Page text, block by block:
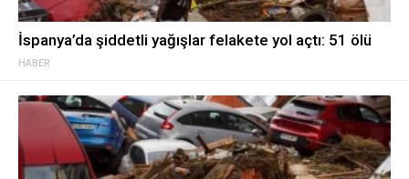
HABER
İspanya’da şiddetli yağışlar felakete yol açtı: 51 ölü